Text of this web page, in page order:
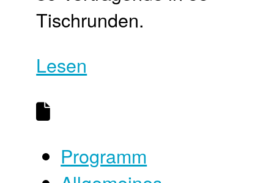
Tischrunden.
Lesen
Programm